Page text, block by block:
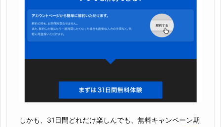
しかも、31日間どれだけ楽しんでも、無料キャンペーン期